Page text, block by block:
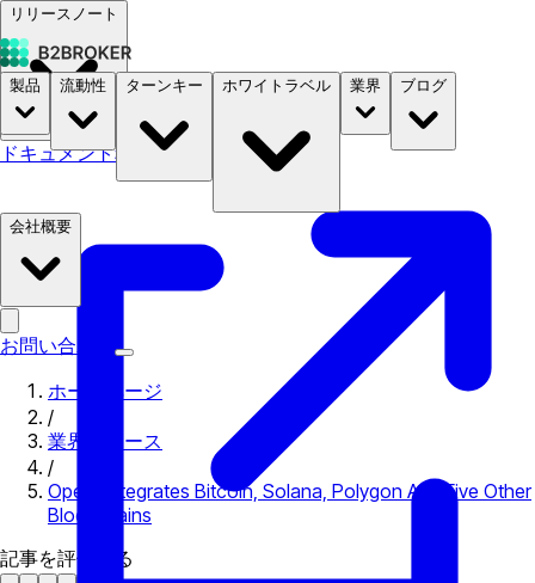
リリースノート
ドキュメント料金 B2STORE
製品 流動性 ターンキー ホワイトラベル 業界 ブログ
会社概要
お問い合わせ
ホームページ
/
業界ニュース
/
Opera Integrates Bitcoin, Solana, Polygon And Five Other
Blockchains
記事を評価する